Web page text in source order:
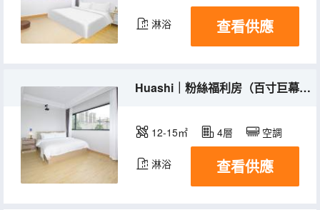
淋浴 查看供應
Huashi｜粉絲福利房（百寸巨幕+睡眠床墊）
12-15㎡ 4層 空調
淋浴 查看供應